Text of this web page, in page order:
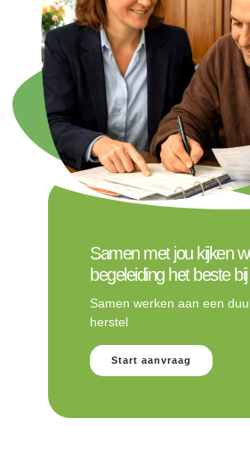
Samen met jou kijken
begeleiding het beste
Samen werken aan een
herstel
Start aanvraag